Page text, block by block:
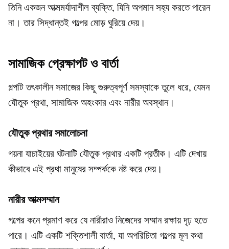
তিনি একজন আত্মমর্যাদাশীল ব্যক্তি, যিনি অপমান সহ্য করতে পারেন
না। তার সিদ্ধান্তই গল্পের মোড় ঘুরিয়ে দেয়।
সামাজিক প্রেক্ষাপট ও বার্তা
গল্পটি তৎকালীন সমাজের কিছু গুরুত্বপূর্ণ সমস্যাকে তুলে ধরে, যেমন
যৌতুক প্রথা, সামাজিক অহংকার এবং নারীর অবস্থান।
যৌতুক প্রথার সমালোচনা
গয়না যাচাইয়ের ঘটনাটি যৌতুক প্রথার একটি প্রতীক। এটি দেখায়
কীভাবে এই প্রথা মানুষের সম্পর্ককে নষ্ট করে দেয়।
নারীর আত্মসম্মান
গল্পের কনে প্রমাণ করে যে নারীরাও নিজেদের সম্মান রক্ষায় দৃঢ় হতে
পারে। এটি একটি শক্তিশালী বার্তা, যা অপরিচিতা গল্পের মূল কথা